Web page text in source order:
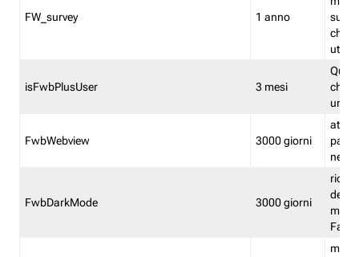
FW_survey 1 anno
utenti
isFwbPlusUser 3 mesi
che
una
FwbWebview 3000 giorni
attiva
FwbDarkMode 3000 giorni